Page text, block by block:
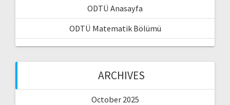
ODTÜ Anasayfa
ODTÜ Matematik Bölümü
ARCHIVES
October 2025